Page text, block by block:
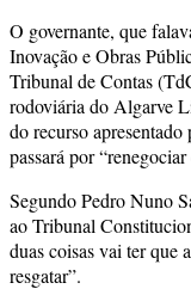
O governante, que
Inovação e Obras
Tribunal de Contas
rodoviária do Algarve
do recurso
passará por
Segundo Pedro Nuno
ao Tribunal
duas coisas vai ter que
resgatar”.